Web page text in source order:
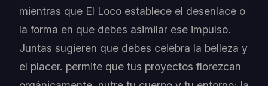
mientras que El Loco establece el desenlace o
la forma en que debes asimilar ese impulso.
Juntas sugieren que debes celebra la belleza y
el placer. permite que tus proyectos florezcan